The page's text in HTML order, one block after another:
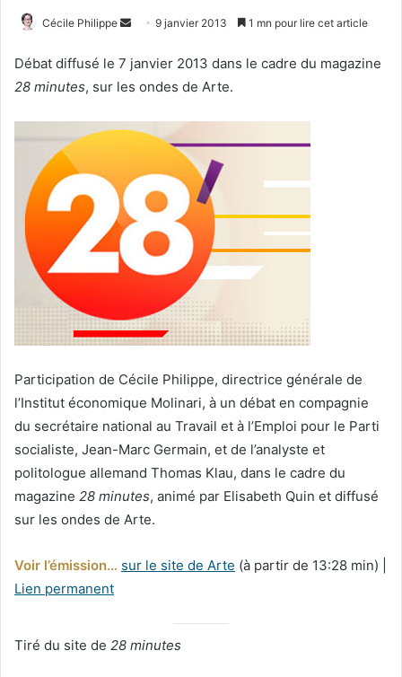
Cécile Philippe
Envoyer
courriel
9 janvier 2013 1 mn pour lire cet article
Débat diffusé le 7 janvier 2013 dans le cadre du magazine
28 minutes, sur les ondes de Arte.
Participation de Cécile Philippe, directrice générale de
l’Institut économique Molinari, à un débat en compagnie
du secrétaire national au Travail et à l’Emploi pour le Parti
socialiste, Jean-Marc Germain, et de l’analyste et
politologue allemand Thomas Klau, dans le cadre du
magazine 28 minutes, animé par Elisabeth Quin et diffusé
sur les ondes de Arte.
Voir l’émission… sur le site de Arte (à partir de 13:28 min) |
Lien permanent
Tiré du site de 28 minutes